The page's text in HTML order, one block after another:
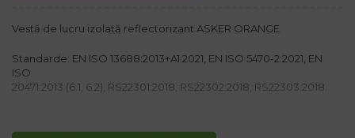
Vestă de lucru izolată reflectorizant ASKER ORANGE
Standarde: EN ISO 13688:2013+A1:2021, EN ISO 5470-2:2021, EN
ISO
20471:2013 (6.1, 6.2), RS22301:2018, RS22302:2018, RS22303:2018.
Material exterior 100% poliester, greutate 180 g/m², acoperit